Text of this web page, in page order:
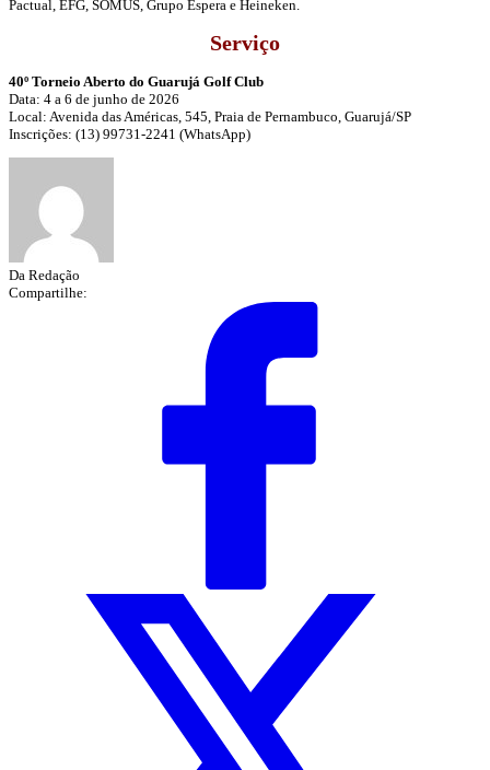
Pactual, EFG, SOMUS, Grupo Espera e Heineken.
Serviço
40º Torneio Aberto do Guarujá Golf Club
Data: 4 a 6 de junho de 2026
Local: Avenida das Américas, 545, Praia de Pernambuco, Guarujá/SP
Inscrições: (13) 99731-2241 (WhatsApp)
Da Redação
Compartilhe: